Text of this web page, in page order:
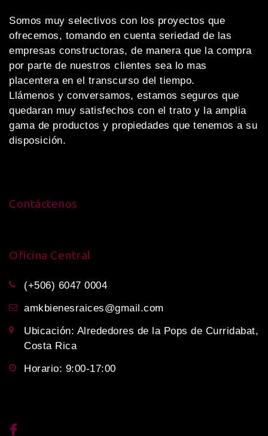
Somos muy selectivos con los proyectos que
ofrecemos, tomando en cuenta seriedad de las
empresas constructoras, de manera que la compra
por parte de nuestros clientes sea lo mas
placentera en el transcurso del tiempo.
Llámenos y conversamos, estamos seguros que
quedaran muy satisfechos con el trato y la amplia
gama de productos y propiedades que tenemos a su
disposición.
Contáctenos
Oficina Central
(+506) 6047 0004
amkbienesraices@gmail.com
Ubicación: Alrededores de la Pops de Curridabat,
Costa Rica
Horario: 9:00-17:00